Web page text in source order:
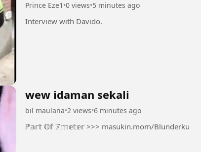
Prince Eze1 •0 views•5 minutes ago
Interview with Davido.
wew idaman sekali
bil maulana•2 views•6 minutes ago
ℙ𝕒𝕣𝕥 𝕆𝕗 𝟟𝕞𝕖𝕥𝕖𝕣 >>> masukin.mom/Blunderku